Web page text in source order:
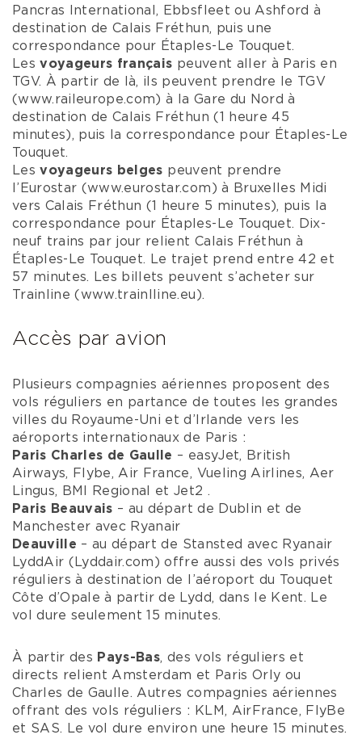
Pancras International, Ebbsfleet ou Ashford à
destination de Calais Fréthun, puis une
correspondance pour Étaples-Le Touquet.
Lesvoyageurs français peuvent aller à Paris en
TGV. À partir de là, ils peuvent prendre le TGV
(www.raileurope.com) à la Gare du Nord à
destination de Calais Fréthun (1 heure 45
minutes), puis la correspondance pour Étaples-Le
Touquet.
Lesvoyageurs belges peuvent prendre
l’Eurostar (www.eurostar.com) à Bruxelles Midi
vers Calais Fréthun (1 heure 5 minutes), puis la
correspondance pour Étaples-Le Touquet. Dix-
neuf trains par jour relient Calais Fréthun à
Étaples-Le Touquet. Le trajet prend entre 42 et
57 minutes. Les billets peuvent s’acheter sur
Trainline (www.trainlline.eu).
Accès par avion
Plusieurs compagnies aériennes proposent des
vols réguliers en partance de toutes les grandes
villes du Royaume-Uni et d’Irlande vers les
aéroports internationaux de Paris :
Paris Charles de Gaulle – easyJet, British
Airways, Flybe, Air France, Vueling Airlines, Aer
Lingus, BMI Regional et Jet2 .
Paris Beauvais – au départ de Dublin et de
Manchester avec Ryanair
Deauville – au départ de Stansted avec Ryanair
LyddAir (Lyddair.com) offre aussi des vols privés
réguliers à destination de l’aéroport du Touquet
Côte d’Opale à partir de Lydd, dans le Kent. Le
vol dure seulement 15 minutes.
À partir des Pays-Bas, des vols réguliers et
directs relient Amsterdam et Paris Orly ou
Charles de Gaulle. Autres compagnies aériennes
offrant des vols réguliers : KLM, AirFrance, FlyBe
et SAS. Le vol dure environ une heure 15 minutes.